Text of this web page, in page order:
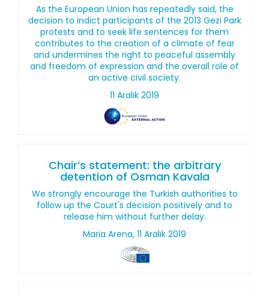
As the European Union has repeatedly said, the
decision to indict participants of the 2013 Gezi Park
protests and to seek life sentences for them
contributes to the creation of a climate of fear
and undermines the right to peaceful assembly
and freedom of expression and the overall role of
an active civil society.
11 Aralık 2019
Chair’s statement: the arbitrary
detention of Osman Kavala
We strongly encourage the Turkish authorities to
follow up the Court's decision positively and to
release him without further delay.
Maria Arena, 11 Aralık 2019